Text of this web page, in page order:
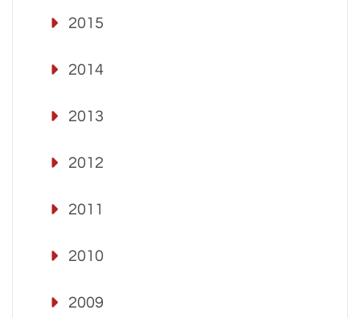
2015
2014
2013
2012
2011
2010
2009